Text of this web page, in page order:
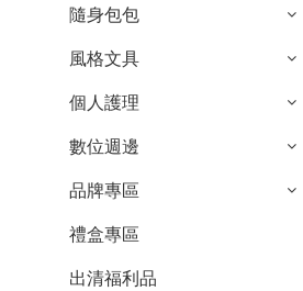
隨身包包
風格文具
個人護理
數位週邊
品牌專區
禮盒專區
出清福利品